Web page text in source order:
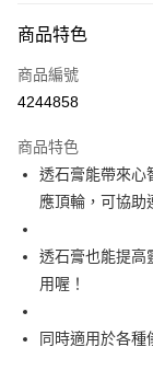
信用卡一次付款
超商取貨付款
Apple Pay
街口支付
悠遊付
ATM付款
運送方式
商品特色
商品編號
4244858
商品特色
透石膏能帶來心
應頂輪，可協助
透石膏也能提高
用喔！
同時適用於各